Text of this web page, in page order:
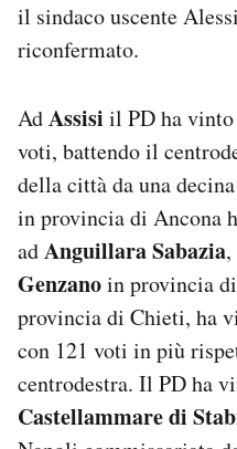
il sindaco uscente
riconfermato.
AdAssisi il PD ha
voti, battendo il
della città da una
in provincia di Ancona
adAnguillara Sabazia,
Genzanoin provincia
provincia di Chieti, ha
con 121 voti in più
centrodestra. Il PD ha
Castellammare di